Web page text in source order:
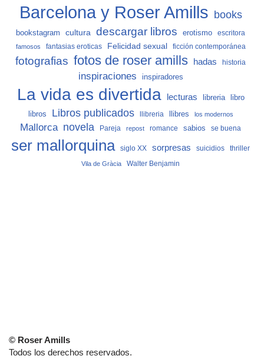
Barcelona y Roser Amills books
bookstagram cultura descargar libros erotismo escritora
famosos fantasias eroticas Felicidad sexual ficción contemporánea
fotografias fotos de roser amills hadas historia
inspiraciones inspiradores
La vida es divertida lecturas libreria
libro
libros
Libros publicados llibreria llibres los modernos
Mallorca novela Pareja repost romance sabios se buena
ser mallorquina siglo XX sorpresas suicidios thriller
Vila de Gràcia Walter Benjamin
© Roser Amills
Todos los derechos reservados.